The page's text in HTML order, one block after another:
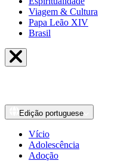
Viagem & Cultura
Papa Leão XIV
Brasil
Edição portuguese
Vício
Adolescência
Adoção